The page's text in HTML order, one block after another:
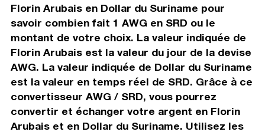
Florin Arubais en Dollar du Suriname pour
savoir combien fait 1 AWG en SRD ou le
montant de votre choix. La valeur indiquée de
Florin Arubais est la valeur du jour de la devise
AWG. La valeur indiquée de Dollar du Suriname
est la valeur en temps réel de SRD. Grâce à ce
convertisseur AWG / SRD, vous pourrez
convertir et échanger votre argent en Florin
Arubais et en Dollar du Suriname. Utilisez les